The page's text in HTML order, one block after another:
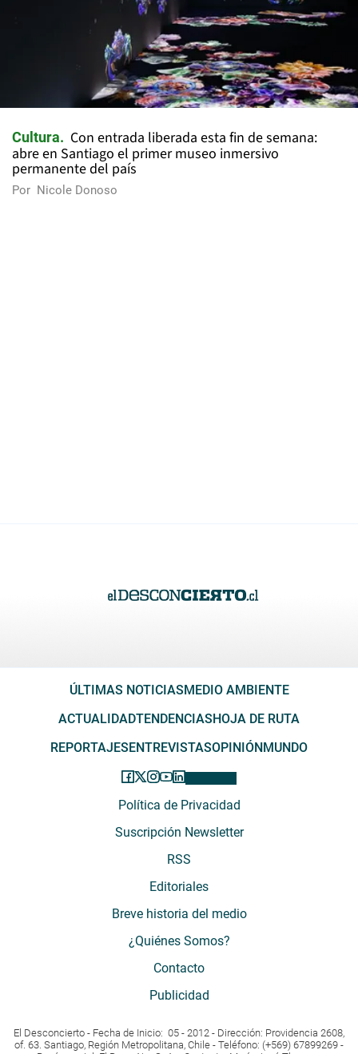
Cultura
Con entrada liberada esta fin de semana:
abre en Santiago el primer museo inmersivo
permanente del país
Por Nicole Donoso
ÚLTIMAS NOTICIAS MEDIO AMBIENTE
ACTUALIDADTENDENCIAS HOJA DE RUTA
REPORTAJES ENTREVISTASOPINIÓN MUNDO
Política de Privacidad
Suscripción Newsletter
RSS
Editoriales
Breve historia del medio
¿Quiénes Somos?
Contacto
Publicidad
El Desconcierto - Fecha de Inicio: 05 - 2012 - Dirección: Providencia 2608,
of. 63. Santiago, Región Metropolitana, Chile - Teléfono: (+569) 67899269 -